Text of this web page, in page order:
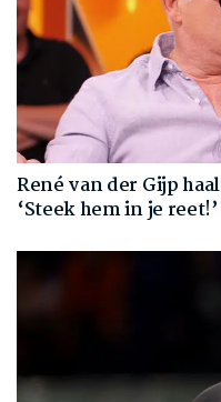
René van der Gijp
‘Steek hem in je reet!’